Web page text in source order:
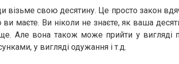
візьме свою десятину. Це просто закон
ви маєте. Ви ніколи не знаєте, як ваша
Але вона також може прийти у вигляді
у вигляді одужання і т.д.